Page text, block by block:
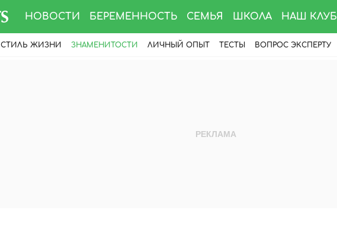
НОВОСТИ БЕРЕМЕННОСТЬ СЕМЬЯ ШКОЛА НАШ КЛУБ
СТИЛЬ ЖИЗНИ ЗНАМЕНИТОСТИ ЛИЧНЫЙ ОПЫТ ТЕСТЫ ВОПРОС ЭКСПЕРТУ